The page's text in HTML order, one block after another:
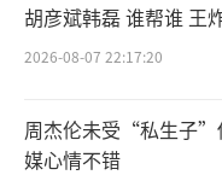
胡彦斌韩磊 谁帮谁 王
2026-08-07 22:17:20
周杰伦未受“私生子”
媒心情不错